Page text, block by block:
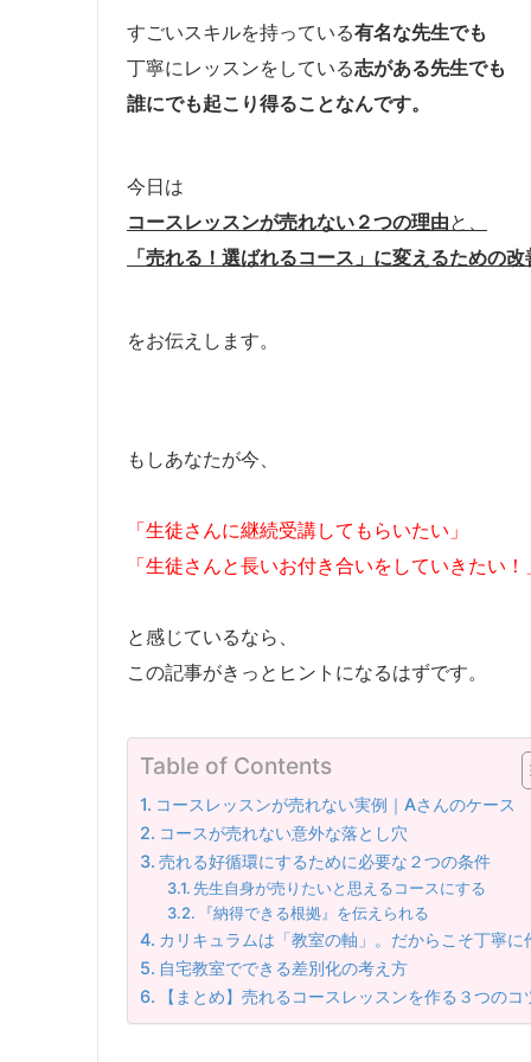
すごいスキルを持っている有名な先生でも
丁寧にレッスンをしている志がある先生でも
誰にでも起こり得ることなんです。
今日は
コースレッスンが売れない２つの理由と、
「売れる！選ばれるコース」 に変えるための改
をお伝えします。
もしあなたが今、
「生徒さんに継続受講してもらいたい」
「生徒さんと長いお付き合いをしていきたい！
と感じているなら、
この記事がきっとヒントになるはずです。
Table of Contents
コースレッスンが売れない実例｜Aさんのケース
コースが売れない意外な落とし穴
売れる好循環にするために必要な２つの条件
先生自身が売りたいと思えるコースにする
『納得できる根拠』を伝えられる
カリキュラムは「教室の軸」。だからこそ丁寧に
自宅教室でできる差別化の考え方
【まとめ】売れるコースレッスンを作る３つのコ